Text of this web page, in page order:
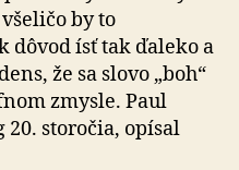
by to
dôvod ísť tak ďaleko a
že sa slovo „boh“
zmysle. Paul
storočia, opísal